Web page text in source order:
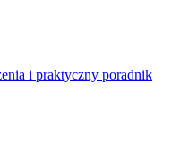
i praktyczny poradnik